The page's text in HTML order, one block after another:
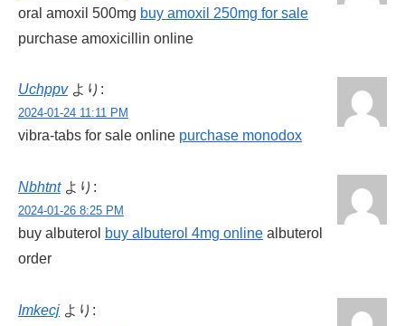
oral amoxil 500mg buy amoxil 250mg for sale
purchase amoxicillin online
Uchppv より:
2024-01-24 11:11 PM
vibra-tabs for sale online purchase monodox
Nbhtnt より:
2024-01-26 8:25 PM
buy albuterol buy albuterol 4mg online albuterol
order
Imkecj より: